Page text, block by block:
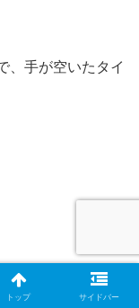
、手が空いたタイ
トップ サイドバー